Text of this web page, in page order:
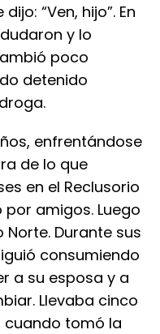
“Ven, hijo”. En
y lo
poco
detenido
enfrentándose
de lo que
en el Reclusorio
amigos. Luego
Durante sus
consumiendo
a su esposa y a
Llevaba cinco
cuando tomó la